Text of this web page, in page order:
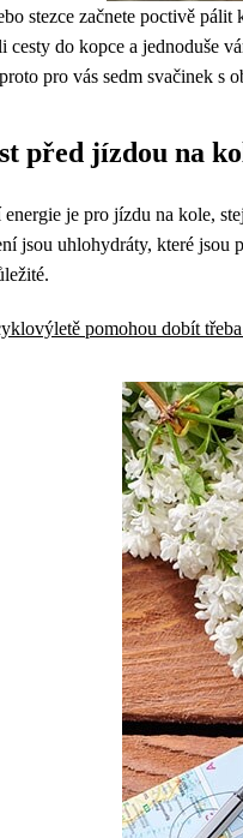
stezce začnete poctivě
cesty do kopce a jednoduše
pro vás sedm svačinek s
před jízdou na
energie je pro jízdu na kole,
jsou uhlohydráty, které jsou
pomohou dobít